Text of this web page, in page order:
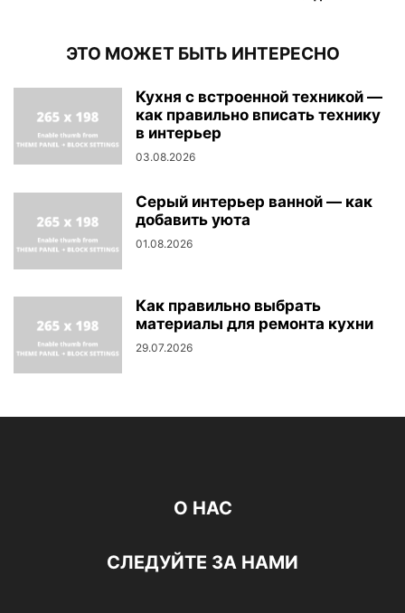
ЭТО МОЖЕТ БЫТЬ ИНТЕРЕСНО
Кухня с встроенной техникой —
как правильно вписать технику
в интерьер
03.08.2026
Серый интерьер ванной — как
добавить уюта
01.08.2026
Как правильно выбрать
материалы для ремонта кухни
29.07.2026
О НАС
СЛЕДУЙТЕ ЗА НАМИ